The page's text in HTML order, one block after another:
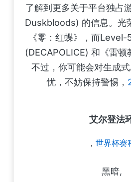
了解到更多关于平台独占
Duskbloods) 的信息。光
《零：红蝶》，而Level-
(DECAPOLICE) 和《雷顿
不过，你可能会对生成
忧，不妨保持警惕，
艾尔登法
， 世界杯赛
黑暗,